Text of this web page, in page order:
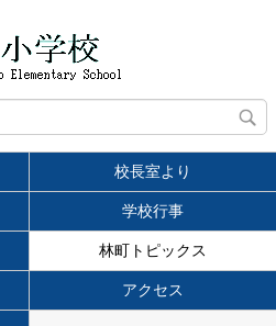
校長室より
学校行事
林町トピックス
アクセス